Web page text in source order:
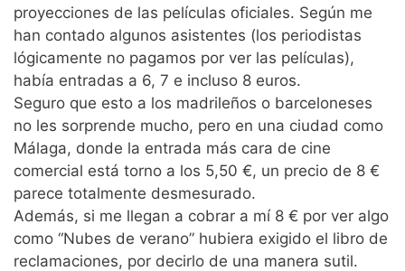
proyecciones de las películas oficiales. Según me
han contado algunos asistentes (los periodistas
lógicamente no pagamos por ver las películas),
había entradas a 6, 7 e incluso 8 euros.
Seguro que esto a los madrileños o barceloneses
no les sorprende mucho, pero en una ciudad como
Málaga, donde la entrada más cara de cine
comercial está torno a los 5,50 €, un precio de 8 €
parece totalmente desmesurado.
Además, si me llegan a cobrar a mí 8 € por ver algo
como “Nubes de verano” hubiera exigido el libro de
reclamaciones, por decirlo de una manera sutil.